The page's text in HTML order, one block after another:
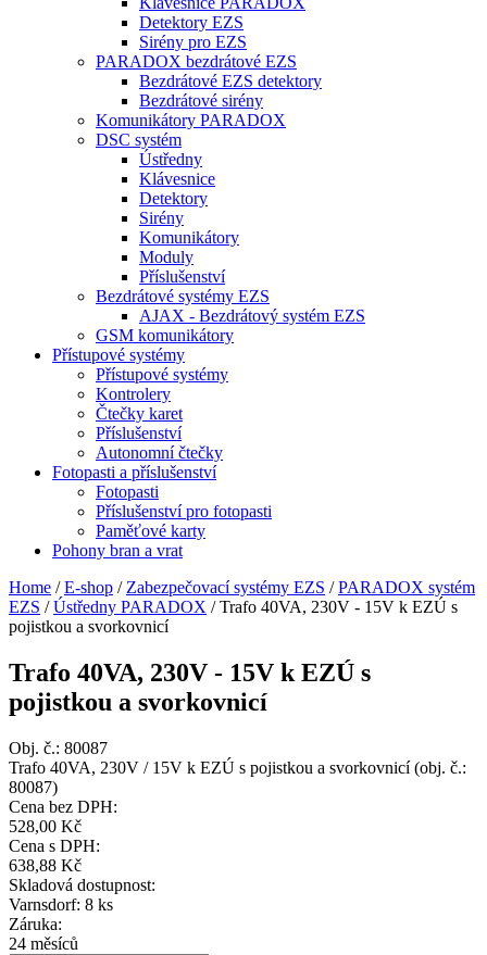
Detektory EZS
Sirény pro EZS
PARADOX bezdrátové EZS
Bezdrátové EZS detektory
Bezdrátové sirény
Komunikátory PARADOX
DSC systém
Ústředny
Klávesnice
Detektory
Sirény
Komunikátory
Moduly
Příslušenství
Bezdrátové systémy EZS
AJAX - Bezdrátový systém EZS
GSM komunikátory
Přístupové systémy
Přístupové systémy
Kontrolery
Čtečky karet
Příslušenství
Autonomní čtečky
Fotopasti a příslušenství
Fotopasti
Příslušenství pro fotopasti
Paměťové karty
Pohony bran a vrat
Home / E-shop / Zabezpečovací systémy EZS / PARADOX systém
EZS / Ústředny PARADOX /Trafo 40VA, 230V - 15V k EZÚ s
pojistkou a svorkovnicí
Trafo 40VA, 230V - 15V k EZÚ s
pojistkou a svorkovnicí
Obj. č.: 80087
Trafo 40VA, 230V / 15V k EZÚ s pojistkou a svorkovnicí (obj. č.:
80087)
Cena bez DPH:
528,00 Kč
Cena s DPH:
638,88 Kč
Skladová dostupnost:
Varnsdorf: 8 ks
Záruka:
24 měsíců